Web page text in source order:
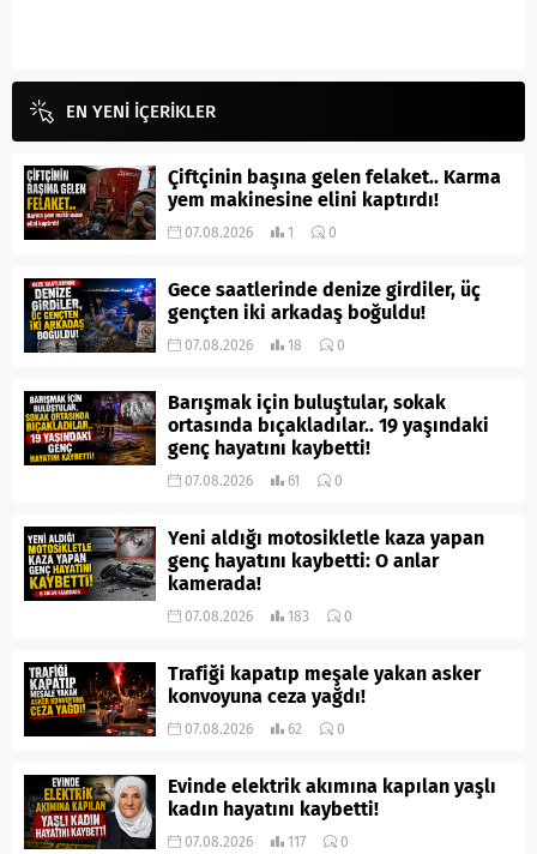
EN YENİ İÇERİKLER
Çiftçinin başına gelen felaket.. Karma
yem makinesine elini kaptırdı!
07.08.2026 1 0
Gece saatlerinde denize girdiler, üç
gençten iki arkadaş boğuldu!
07.08.2026 18 0
Barışmak için buluştular, sokak
ortasında bıçakladılar.. 19 yaşındaki
genç hayatını kaybetti!
07.08.2026 61 0
Yeni aldığı motosikletle kaza yapan
genç hayatını kaybetti: O anlar
kamerada!
07.08.2026 183 0
Trafiği kapatıp meşale yakan asker
konvoyuna ceza yağdı!
07.08.2026 62 0
Evinde elektrik akımına kapılan yaşlı
kadın hayatını kaybetti!
07.08.2026 117 0